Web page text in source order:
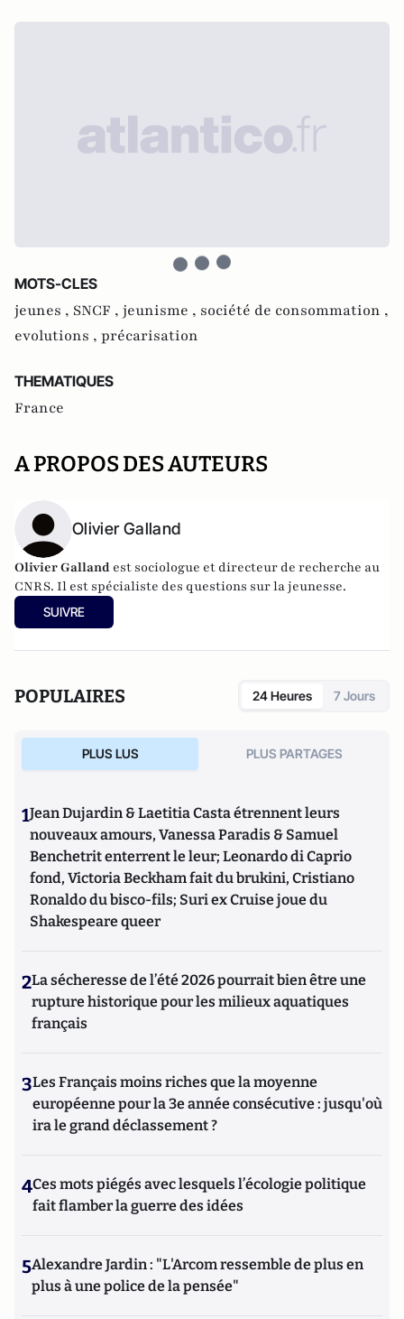
MOTS-CLES
jeunes , SNCF , jeunisme , société de consommation ,
evolutions , précarisation
THEMATIQUES
France
A PROPOS DES AUTEURS
Olivier Galland
Olivier Galland est sociologue et directeur de recherche au
CNRS. Il est spécialiste des questions sur la jeunesse.
SUIVRE
POPULAIRES 24 Heures 7 Jours
PLUS LUS PLUS PARTAGES
1Jean Dujardin & Laetitia Casta étrennent leurs
nouveaux amours, Vanessa Paradis & Samuel
Benchetrit enterrent le leur; Leonardo di Caprio
fond, Victoria Beckham fait du brukini, Cristiano
Ronaldo du bisco-fils; Suri ex Cruise joue du
Shakespeare queer
2La sécheresse de l’été 2026 pourrait bien être une
rupture historique pour les milieux aquatiques
français
3Les Français moins riches que la moyenne
européenne pour la 3e année consécutive : jusqu'où
ira le grand déclassement ?
4Ces mots piégés avec lesquels l’écologie politique
fait flamber la guerre des idées
5Alexandre Jardin : "L'Arcom ressemble de plus en
plus à une police de la pensée"